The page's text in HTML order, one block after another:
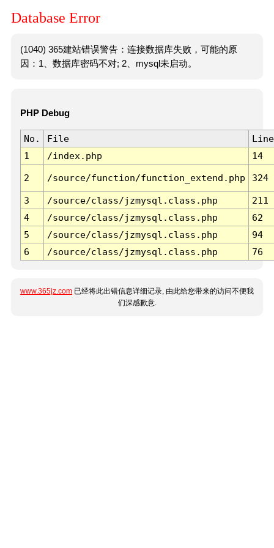
Database Error
(1040) 365建站错误警告：连接数据库失败，可能的原
因：1、数据库密码不对; 2、mysql未启动。
PHP Debug
No. File
Line
1
/index.php 14
2 /source/function/function_extend.php 324
3 /source/class/jzmysql.class.php
211
4
/source/class/jzmysql.class.php
62
5
/source/class/jzmysql.class.php
94
6
/source/class/jzmysql.class.php 76
www.365jz.com 已经将此出错信息详细记录, 由此给您带来的访问不便我
们深感歉意.